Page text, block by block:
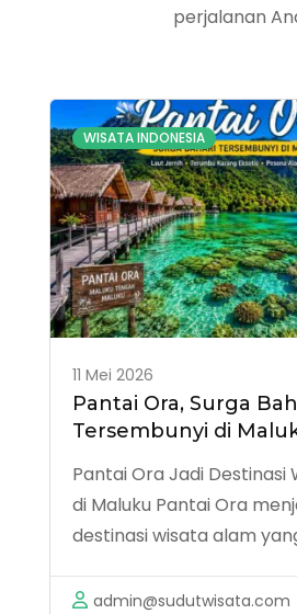
perjalanan
WISATA INDONESIA
11 Mei 2026
Pantai Ora, Surga
Tersembunyi di
Pantai Ora Jadi Destinasi
di Maluku Pantai Ora
destinasi wisata alam
Berlokasi di wilayah
admin@sudutwisata.com